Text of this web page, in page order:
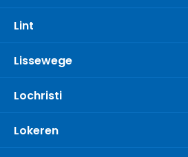
Lint
Lissewege
Lochristi
Lokeren